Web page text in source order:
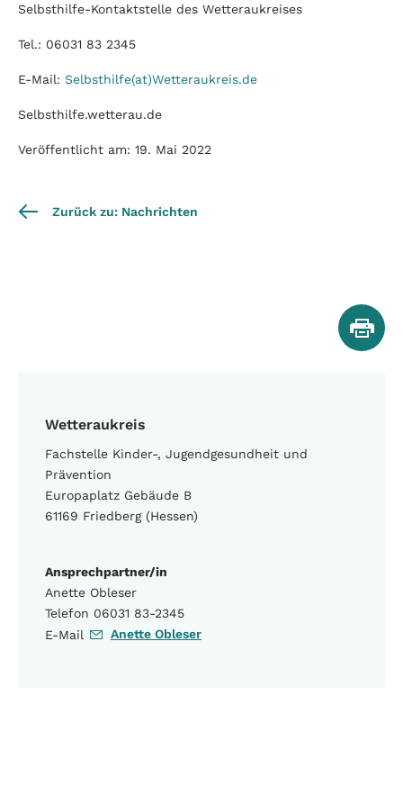
Wetteraukreis
Fachstelle Kinder-, Jugendgesundheit und
Prävention
Europaplatz Gebäude B
61169 Friedberg (Hessen)
Ansprechpartner/in
Anette Obleser
Telefon 06031 83-2345
E-Mail
Anette Obleser
Selbsthilfe-Kontaktstelle des Wetteraukreises
Tel.: 06031 83 2345
E-Mail: Selbsthilfe(at)Wetteraukreis.de
Selbsthilfe.wetterau.de
Veröffentlicht am: 19. Mai 2022
Zurück zu: Nachrichten